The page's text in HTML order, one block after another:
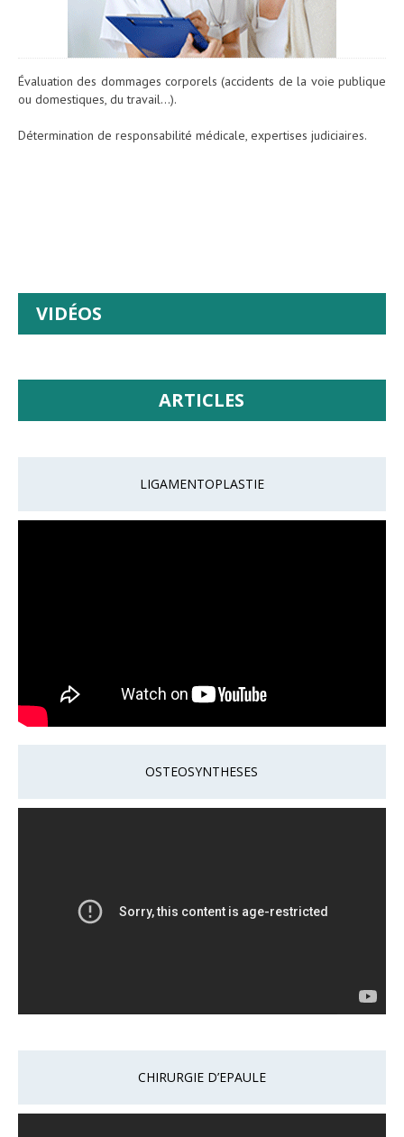
Évaluation des dommages corporels (accidents de la voie publique
ou domestiques, du travail…).
Détermination de responsabilité médicale, expertises judiciaires.
VIDÉOS
ARTICLES
LIGAMENTOPLASTIE
OSTEOSYNTHESES
CHIRURGIE D’EPAULE